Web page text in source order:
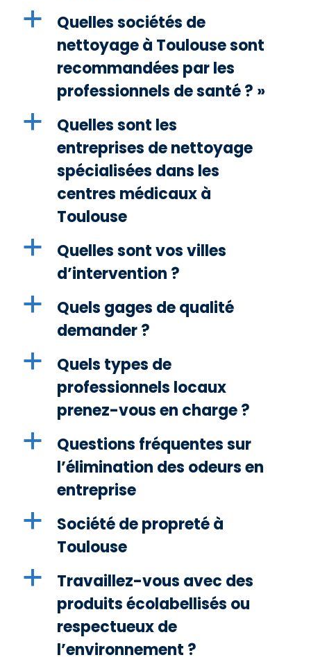
a
Quelles sociétés de
nettoyage à Toulouse sont
recommandées par les
professionnels de santé ? »
a
Quelles sont les
entreprises de nettoyage
spécialisées dans les
centres médicaux à
Toulouse
a
Quelles sont vos villes
d’intervention ?
a
Quels gages de qualité
demander ?
a
Quels types de
professionnels locaux
prenez-vous en charge ?
a
Questions fréquentes sur
l’élimination des odeurs en
entreprise
a
Société de propreté à
Toulouse
a
Travaillez-vous avec des
produits écolabellisés ou
respectueux de
l’environnement ?